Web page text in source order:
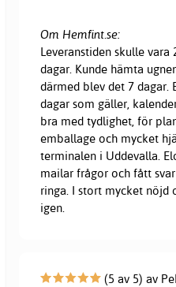
Om Hemfint.se:
Leveranstiden skulle vara
dagar. Kunde hämta
därmed blev det 7 dagar.
dagar som gäller,
bra med tydlighet, för
emballage och mycket
terminalen i Uddevalla.
mailar frågor och fått
ringa. I stort mycket nöjd
igen.
(5 av 5) av